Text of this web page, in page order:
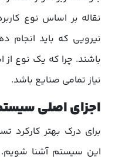
نقاله بر اساس نوع
نیرویی که باید انجام
باشند. چرا که یک نوع
نیاز تمامی صنایع باشد.
اجزای اصلی
برای درک بهتر کارکرد
این سیستم آشنا